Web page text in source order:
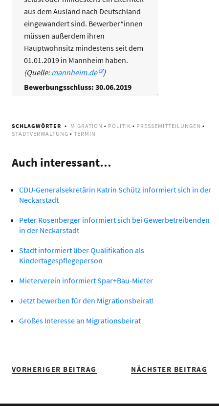
aus dem Ausland nach Deutschland
eingewandert sind. Bewerber*innen
müssen außerdem ihren
Hauptwohnsitz mindestens seit dem
01.01.2019 in Mannheim haben.
(Quelle:mannheim.de
)
Bewerbungsschluss: 30.06.2019
SCHLAGWÖRTER MIGRATION • POLITIK • PRESSEMITTEILUNGEN •
STADTVERWALTUNG • TERMIN
Auch interessant…
CDU-Generalsekretärin Katrin Schütz informiert sich in der
Neckarstadt
Peter Rosenberger informiert sich bei Gewerbetreibenden
in der Neckarstadt
Stadt informiert über Qualifikation als
Kindertagespflegeperson
Mieterverein informiert Spar+Bau-Mieter
Jetzt bewerben für den Migrationsbeirat!
Großes Interesse an Migrationsbeirat
VORHERIGER BEITRAG NÄCHSTER BEITRAG